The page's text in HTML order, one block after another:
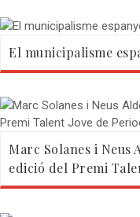
El municipalisme
Marc Solanes i Neus
edició del Premi